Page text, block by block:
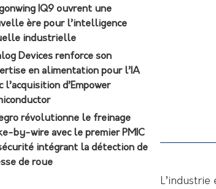
IQ9 ouvrent une
ère pour l’intelligence
industrielle
Devices renforce son
en alimentation pour l’IA
l’acquisition d’Empower
révolutionne le freinage
by-wire avec le premier PMIC
intégrant la détection de
de roue